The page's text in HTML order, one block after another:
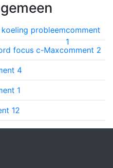
probleemcomment
1
focus c-Maxcomment 2
4
1
12